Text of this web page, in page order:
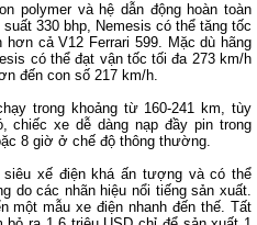
polymer và hệ dẫn động hoàn toàn
330 bhp, Nemesis có thể tăng tốc
cả V12 Ferrari 599. Mặc dù hãng
có thể đạt vận tốc tối đa 273 km/h
đến con số 217 km/h.
trong khoảng từ 160-241 km, tùy
chiếc xe dễ dàng nạp đầy pin trong
8 giờ ở chế độ thông thường.
xế điện khá ấn tượng và có thể
do các nhãn hiệu nổi tiếng sản xuất.
một mẫu xe điện nhanh đến thế. Tất